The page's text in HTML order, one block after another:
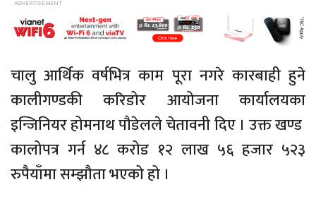
चालु आर्थिक वर्षभित्र काम पूरा नगरे कारबाही हुने
कालीगण्डकी करिडोर आयोजना कार्यालयका
इन्जिनियर होमनाथ पौडेलले चेतावनी दिए । उक्त खण्ड
कालोपत्र गर्न ४८ करोड १२ लाख ५६ हजार ५२३
रुपैयाँमा सम्झौता भएको हो ।